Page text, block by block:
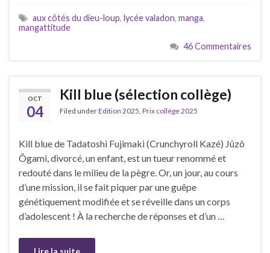
aux côtés du dieu-loup, lycée valadon, manga,
mangattitude
46 Commentaires
OCT
04
Kill blue (sélection collège)
Filed underEdition 2025 Prix collège 2025
Kill blue de Tadatoshi Fujimaki (Crunchyroll Kazé) Jûzô
Ôgami, divorcé, un enfant, est un tueur renommé et
redouté dans le milieu de la pègre. Or, un jour, au cours
d’une mission, il se fait piquer par une guêpe
génétiquement modifiée et se réveille dans un corps
d’adolescent ! À la recherche de réponses et d’un …
Lire la suite